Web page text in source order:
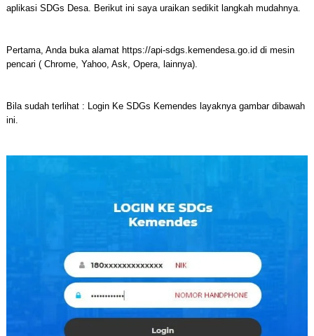
aplikasi SDGs Desa. Berikut ini saya uraikan sedikit langkah mudahnya.
Pertama, Anda buka alamat https://api-sdgs.kemendesa.go.id di mesin
pencari ( Chrome, Yahoo, Ask, Opera, lainnya).
Bila sudah terlihat : Login Ke SDGs Kemendes layaknya gambar dibawah
ini.